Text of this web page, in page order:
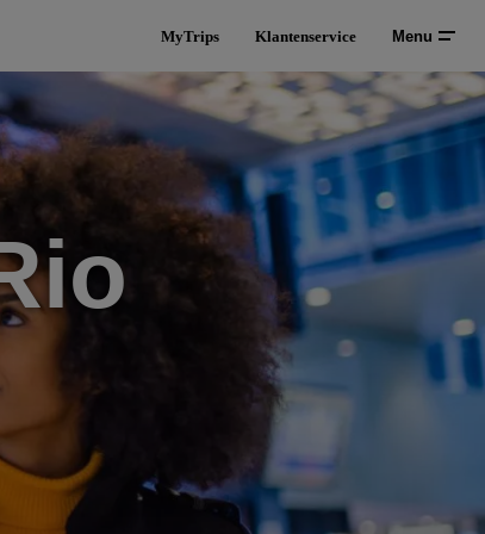
MyTrips Klantenservice Menu